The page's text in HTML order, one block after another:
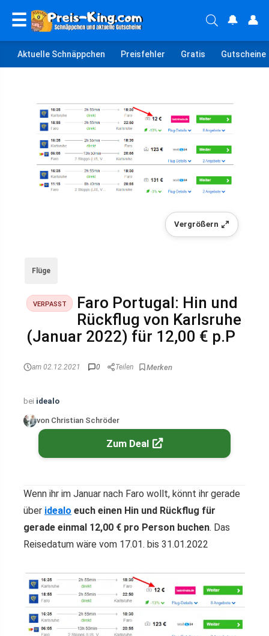
☰ 🔔 👤
Aktuelle Schnäppchen Preisfehler Gratis Gutscheine
Vergrößern
Flüge
VERPASST
Faro Portugal: Hin und
Rückflug von Karlsruhe
(Januar 2022) für 12,00 € p.P
am 02.12.2021 0 Teilen
bei idealo
von Christian Schröder
Zum Deal
Wenn ihr im Januar nach Faro wollt, könnt ihr gerade
über idealo euch einen Hin und Rückflug für
gerade einmal 12,00 € pro Person buchen. Das
Reisedatum wäre vom 17.01. bis 31.01.2022